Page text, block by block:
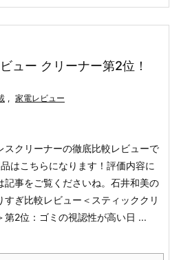
ュー クリーナー第2位！
, 家電レビュー
スクリーナーの徹底比較レビューで
はこちらになります！ 評価内容に
記事をご覧くださいね。 石井和美の
すぎ比較レビュー＜スティッククリ
第2位：ゴミの視認性が高い日 ...